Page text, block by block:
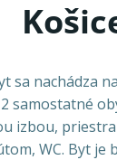
sa nachádza
samostatné
izbou,
WC. Byt je